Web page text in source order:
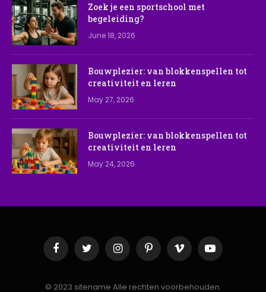
Zoek je een sportschool met
begeleiding?
June 18, 2026
Bouwplezier: van blokkenspellen tot
creativiteit en leren
May 27, 2026
Bouwplezier: van blokkenspellen tot
creativiteit en leren
May 24, 2026
FacebookTwitter InstagramPinterestVimeo YouTube
© 2023 sitename Alle rechten voorbehouden.